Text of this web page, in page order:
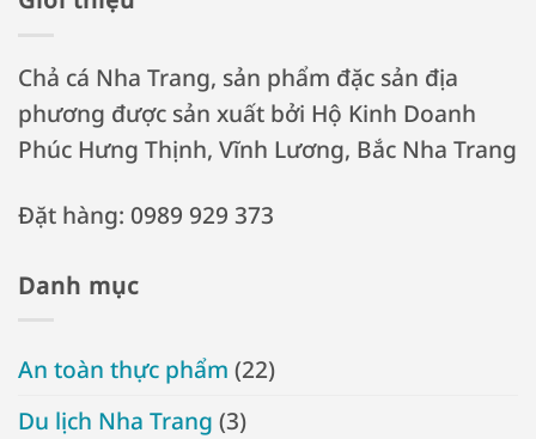
Chả cá Nha Trang, sản phẩm đặc sản địa
phương được sản xuất bởi Hộ Kinh Doanh
Phúc Hưng Thịnh, Vĩnh Lương, Bắc Nha Trang
Đặt hàng: 0989 929 373
Danh mục
An toàn thực phẩm (22)
Du lịch Nha Trang (3)